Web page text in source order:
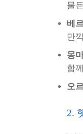
물
베
만
몽
함
오
2.